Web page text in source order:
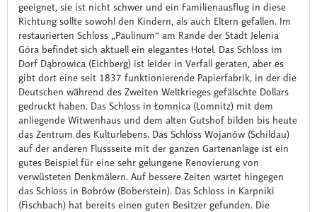
geeignet, sie ist nicht schwer und ein Familienausflug in diese
Richtung sollte sowohl den Kindern, als auch Eltern gefallen. Im
restaurierten Schloss „Paulinum“ am Rande der Stadt Jelenia
Góra befindet sich aktuell ein elegantes Hotel. Das Schloss im
Dorf Dąbrowica (Eichberg) ist leider in Verfall geraten, aber es
gibt dort eine seit 1837 funktionierende Papierfabrik, in der die
Deutschen während des Zweiten Weltkrieges gefälschte Dollars
gedruckt haben. Das Schloss in Łomnica (Lomnitz) mit dem
anliegende Witwenhaus und dem alten Gutshof bilden bis heute
das Zentrum des Kulturlebens. Das Schloss Wojanów (Schildau)
auf der anderen Flussseite mit der ganzen Gartenanlage ist ein
gutes Beispiel für eine sehr gelungene Renovierung von
verwüsteten Denkmälern. Auf bessere Zeiten wartet hingegen
das Schloss in Bobrów (Boberstein). Das Schloss in Karpniki
(Fischbach) hat bereits einen guten Besitzer gefunden. Die